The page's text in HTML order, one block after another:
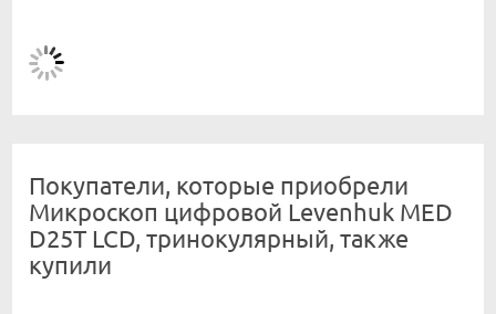
Покупатели, которые приобрели
Микроскоп цифровой Levenhuk MED
D25T LCD, тринокулярный, также
купили